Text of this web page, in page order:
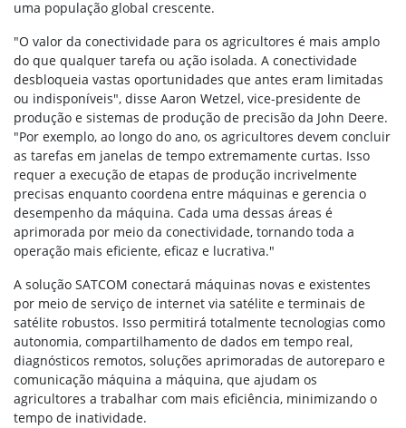
uma população global crescente.
"O valor da conectividade para os agricultores é mais amplo
do que qualquer tarefa ou ação isolada. A conectividade
desbloqueia vastas oportunidades que antes eram limitadas
ou indisponíveis", disse Aaron Wetzel, vice-presidente de
produção e sistemas de produção de precisão da John Deere.
"Por exemplo, ao longo do ano, os agricultores devem concluir
as tarefas em janelas de tempo extremamente curtas. Isso
requer a execução de etapas de produção incrivelmente
precisas enquanto coordena entre máquinas e gerencia o
desempenho da máquina. Cada uma dessas áreas é
aprimorada por meio da conectividade, tornando toda a
operação mais eficiente, eficaz e lucrativa."
A solução SATCOM conectará máquinas novas e existentes
por meio de serviço de internet via satélite e terminais de
satélite robustos. Isso permitirá totalmente tecnologias como
autonomia, compartilhamento de dados em tempo real,
diagnósticos remotos, soluções aprimoradas de autoreparo e
comunicação máquina a máquina, que ajudam os
agricultores a trabalhar com mais eficiência, minimizando o
tempo de inatividade.